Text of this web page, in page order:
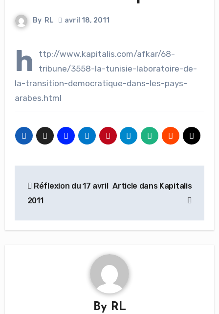
By RL avril 18, 2011
h
ttp://www.kapitalis.com/afkar/68-
tribune/3558-la-tunisie-laboratoire-de-
la-transition-democratique-dans-les-pays-
arabes.html
de
Réflexion du 17 avril
2011
Article dans Kapitalis
By RL